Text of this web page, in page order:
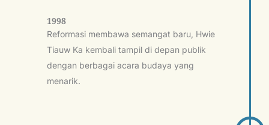
1998
Reformasi membawa semangat baru, Hwie
Tiauw Ka kembali tampil di depan publik
dengan berbagai acara budaya yang
menarik.